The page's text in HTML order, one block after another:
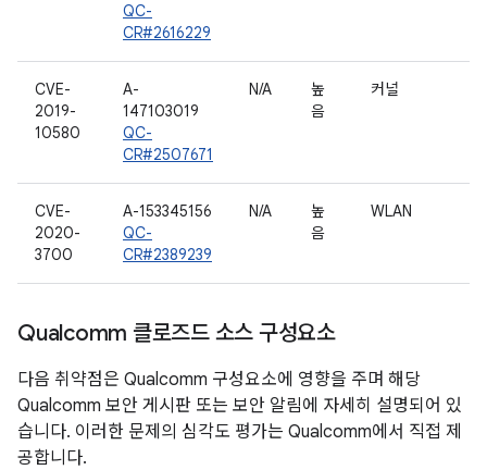
QC-
CR#2616229
CVE-
2019-
10580
A-
147103019
QC-
CR#2507671
N/A
높
음
커널
CVE-
2020-
3700
A-153345156
QC-
CR#2389239
N/A
높
음
WLAN
Qualcomm 클로즈드 소스 구성요소
다음 취약점은 Qualcomm 구성요소에 영향을 주며 해당
Qualcomm 보안 게시판 또는 보안 알림에 자세히 설명되어 있
습니다. 이러한 문제의 심각도 평가는 Qualcomm에서 직접 제
공합니다.